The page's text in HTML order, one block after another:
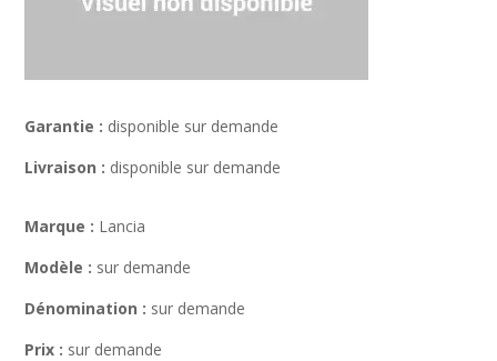
Garantie : disponible sur demande
Livraison : disponible sur demande
Marque : Lancia
Modèle : sur demande
Dénomination : sur demande
Prix : sur demande